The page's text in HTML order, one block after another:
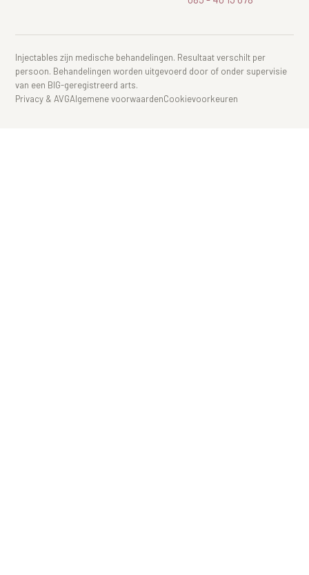
Injectables zijn medische behandelingen. Resultaat verschilt per
persoon. Behandelingen worden uitgevoerd door of onder supervisie
van een BIG-geregistreerd arts.
Privacy & AVGAlgemene voorwaardenCookievoorkeuren